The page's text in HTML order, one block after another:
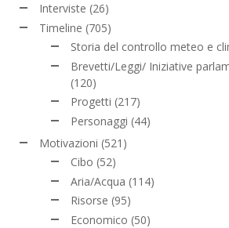
Interviste (26)
Timeline (705)
Storia del controllo meteo e
Brevetti/Leggi/ Iniziative
(120)
Progetti (217)
Personaggi (44)
Motivazioni (521)
Cibo (52)
Aria/Acqua (114)
Risorse (95)
Economico (50)